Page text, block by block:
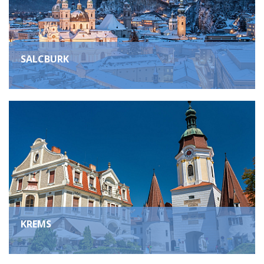
SALCBURK
KREMS